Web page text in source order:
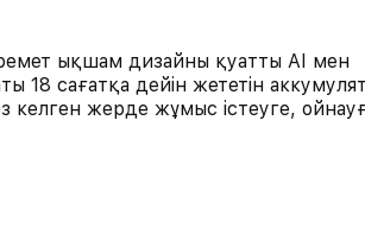
ықшам дизайны қуатты AI мен
сағатқа дейін жететін
келген жерде жұмыс істеуге,